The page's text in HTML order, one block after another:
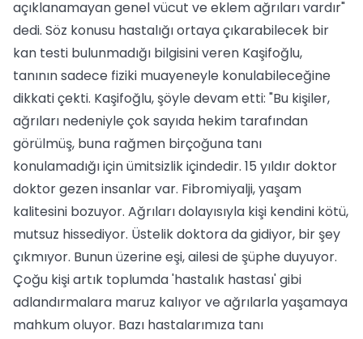
açıklanamayan genel vücut ve eklem ağrıları vardır"
dedi. Söz konusu hastalığı ortaya çıkarabilecek bir
kan testi bulunmadığı bilgisini veren Kaşifoğlu,
tanının sadece fiziki muayeneyle konulabileceğine
dikkati çekti. Kaşifoğlu, şöyle devam etti: "Bu kişiler,
ağrıları nedeniyle çok sayıda hekim tarafından
görülmüş, buna rağmen birçoğuna tanı
konulamadığı için ümitsizlik içindedir. 15 yıldır doktor
doktor gezen insanlar var. Fibromiyalji, yaşam
kalitesini bozuyor. Ağrıları dolayısıyla kişi kendini kötü,
mutsuz hissediyor. Üstelik doktora da gidiyor, bir şey
çıkmıyor. Bunun üzerine eşi, ailesi de şüphe duyuyor.
Çoğu kişi artık toplumda 'hastalık hastası' gibi
adlandırmalara maruz kalıyor ve ağrılarla yaşamaya
mahkum oluyor. Bazı hastalarımıza tanı